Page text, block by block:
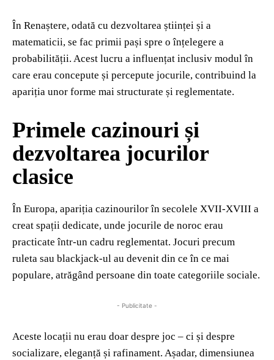
În Renaștere, odată cu dezvoltarea științei și a
matematicii, se fac primii pași spre o înțelegere a
probabilității. Acest lucru a influențat inclusiv modul în
care erau concepute și percepute jocurile, contribuind la
apariția unor forme mai structurate și reglementate.
Primele cazinouri și
dezvoltarea jocurilor
clasice
În Europa, apariția cazinourilor în secolele XVII-XVIII a
creat spații dedicate, unde jocurile de noroc erau
practicate într-un cadru reglementat. Jocuri precum
ruleta sau blackjack-ul au devenit din ce în ce mai
populare, atrăgând persoane din toate categoriile sociale.
- Publicitate -
Aceste locații nu erau doar despre joc – ci și despre
socializare, eleganță și rafinament. Așadar, dimensiunea